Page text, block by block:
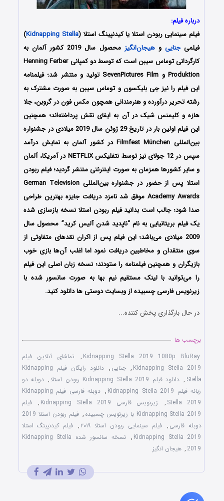
درباره فیلم:
فیلم سینمایی ربودن استلا یا کیدنپینگ استلا (Kidnapping Stella
)
فیلمیجنایی وهیجان‌انگیز
محصول سال 2019 کشور آلمان به
کارگردانی توماس سیبن است که توسط دو کمپانی Henning Ferber
Produktion و SevenPictures Film تولید و منتشر شد؛ فیلمنامه
این فیلم را نیز جی بلیکسون و توماس سیبن به صورت مشترک به
رشته تحریر درآورده و هنرمندانی همچون مکس فون در گروبن، جلا
هازه و کلیمنس شیک در آن به ایفای نقش پرداخته‌اند؛ همچنین
این فیلماولین
بار در تاریخ 29 ژوئن سال 2019 میلادی در جشنواره
بین‌المللی Filmfest München در کشور آلمان به نمایش درآمد
سپس در 12 جولای نیز توسط نتفلیکس NETFLIX در آمریکا، آلمان
و سایر کشورها همزمان به صورت اینترنتی منتشر گردید؛ فیلم ربودن
استلا پس از حضور در جشنواره‌‌ بین‌المللی German Television
Academy Awards موفق شد
نامزد دریافت جایزه بهترین طراحی
صدا شود؛ جالب است بدانید فیلم ربودن استلا نسخه بازسازی شده
یک فیلم بریتانیایی به نام “ناپدید شدن آلیس کرید” محصول سال
2009 میلادی می‌باشد؛ این فیلم پس از اکران نقدهای متفاوتی از
سوی منتقدان و مخاطبین دریافت نمود اما اغلب آن‌ها بازی خوب
بازیگران و همچنین فیلمنامه را ستودند؛ نسخه زبان اصلی این فیلم
را می‌توانید با لینک مستقیم نیم بها به صورت سانسور شده با
زیرنویس فارسی چسبیده از وبسایت دوستی ها دانلود کنید.
در حال بارگذاری پخش کننده...
برچسب ها
Kidnapping Stella 2019 1080p BluRay
,
تماشای آنلاین فیلم
Kidnapping Stella 2019
, جنایی ,
دانلود رایگان فیلم Kidnapping
Stella
, دانلود فیلم Kidnapping Stella 2019 ربودن استلا , دوبله دو
زبانه فیلم Kidnapping Stella 2019
,
دوبله فارسی فیلم Kidnapping
Stella 2019
, زیرنویس فارسی Kidnapping Stella 2019 ,
فیلم
Kidnapping Stella 2019 با زیرنویس چسبیده
,
فیلم ربودن استلا 2019
دوبله فارسی , فیلم سینمایی ربودن استلا ۲۰۱۹ , فیلم کیدنپینگ استلا
Kidnapping Stella 2019
,
نسخه سانسور شده Kidnapping Stella
2019
, هیجان انگیز